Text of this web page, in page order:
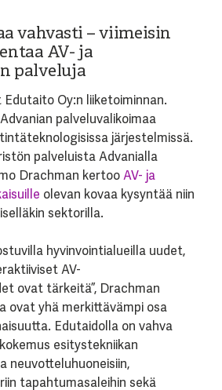
vahvasti – viimeisin
AV- ja
palveluja
Oy:n liiketoiminnan.
palveluvalikoimaa
järjestelmissä.
palveluista Advanialla
Drachman kertooAV- ja
olevan kovaa kysyntää niin
sektorilla.
hyvinvointialueilla uudet,
AV-
ovat tärkeitä”, Drachman
ovat yhä merkittävämpi osa
Edutaidolla on vahva
esitystekniikan
neuvotteluhuoneisiin,
tapahtumasaleihin sekä